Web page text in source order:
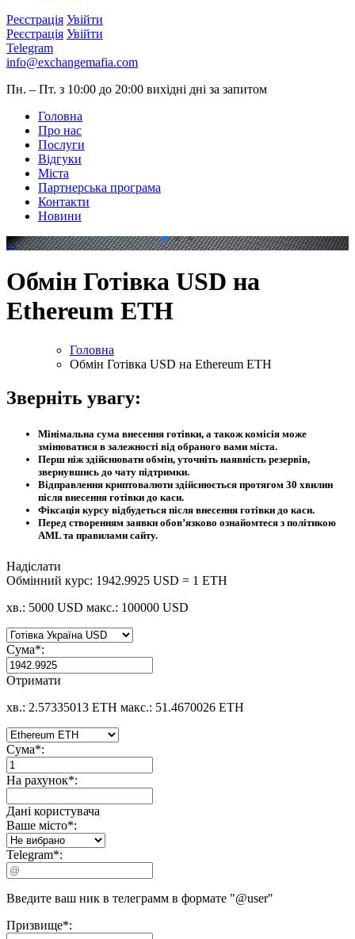
Реєстрація Увійти
Реєстрація Увійти
Telegram
info@exchangemafia.com
Пн. – Пт. з 10:00 до 20:00 вихідні дні за запитом
Головна
Про нас
Послуги
Відгуки
Міста
Партнерська програма
Контакти
Новини
. .
Обмін Готівка USD на
Ethereum ETH
Головна
Обмін Готівка USD на Ethereum ETH
Зверніть увагу:
Мінімальна сума внесення готівки, а також комісія може
змінюватися в залежності від обраного вами міста.
Перш ніж здійснювати обмін, уточніть наявність резервів,
звернувшись до чату підтримки.
Відправлення криптовалюти здійснюється протягом 30 хвилин
після внесення готівки до каси.
Фіксація курсу відбудеться після внесення готівки до каси.
Перед створенням заявки обов’язково ознайомтеся з політикою
AML та правилами сайту.
Надіслати
Обмінний курс: 1942.9925 USD = 1 ETH
хв.: 5000 USD макс.: 100000 USD
Сума*:
Отримати
хв.: 2.57335013 ETH макс.: 51.4670026 ETH
Сума*:
На рахунок*:
Дані користувача
Ваше місто*:
Telegram*:
Введите ваш ник в телеграмм в формате "@user"
Призвище*: